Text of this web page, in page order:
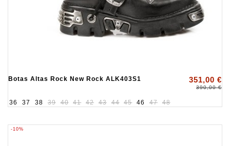
Botas Altas Rock New Rock ALK403S1 351,00 €
390,00 €
36 37 38 39 40 41 42 43 44 45 46 47 48
-10%